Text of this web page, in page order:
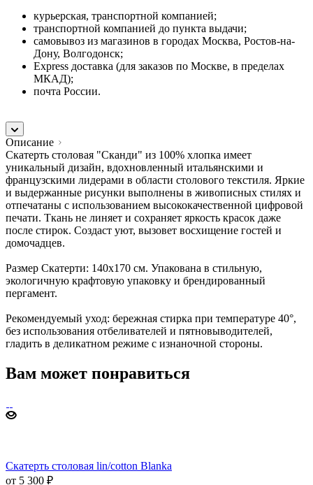
курьерская, транспортной компанией;
транспортной компанией до пункта выдачи;
самовывоз из магазинов в городах Москва, Ростов-на-
Дону, Волгодонск;
Express доставка (для заказов по Москве, в пределах
МКАД);
почта России.
Описание
Скатерть столовая "Сканди" из 100% хлопка имеет
уникальный дизайн, вдохновленный итальянскими и
французскими лидерами в области столового текстиля. Яркие
и выдержанные рисунки выполнены в живописных стилях и
отпечатаны с использованием высококачественной цифровой
печати. Ткань не линяет и сохраняет яркость красок даже
после стирок. Создаст уют, вызовет восхищение гостей и
домочадцев.
Размер Скатерти: 140х170 см. Упакована в стильную,
экологичную крафтовую упаковку и брендированный
пергамент.
Рекомендуемый уход: бережная стирка при температуре 40°,
без использования отбеливателей и пятновыводителей,
гладить в деликатном режиме с изнаночной стороны.
Вам может понравиться
Скатерть столовая lin/cotton Blanka
от 5 300 ₽